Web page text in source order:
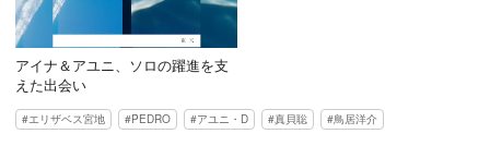
アイナ＆アユニ、ソロの躍進を支
えた出会い
エリザベス宮地 PEDRO アユニ・D 真貝聡 鳥居洋介